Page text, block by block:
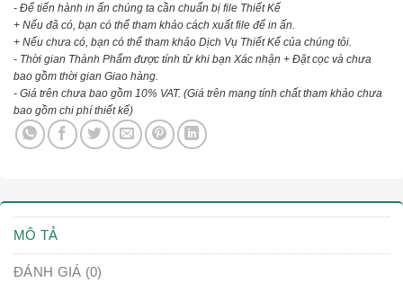
- Để tiến hành in ấn chúng ta cần chuẩn bị file Thiết Kế
+ Nếu đã có, bạn có thể tham khảo cách xuất file để in ấn.
+ Nếu chưa có, bạn có thể tham khảo Dịch Vụ Thiết Kế của chúng tôi.
- Thời gian Thành Phẩm được tính từ khi bạn Xác nhận + Đặt cọc và chưa
bao gồm thời gian Giao hàng.
- Giá trên chưa bao gồm 10% VAT. (Giá trên mang tính chất tham khảo chưa
bao gồm chi phí thiết kế)
MÔ TẢ
ĐÁNH GIÁ (0)